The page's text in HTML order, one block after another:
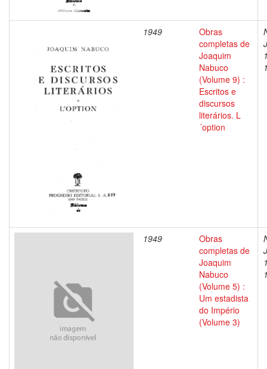
1949
Obras
completas de
Joaquim
Nabuco
(Volume 9) :
Escritos e
discursos
literários. L
´option
1949
Obras
completas de
Joaquim
Nabuco
(Volume 5) :
Um estadista
do Império
(Volume 3)